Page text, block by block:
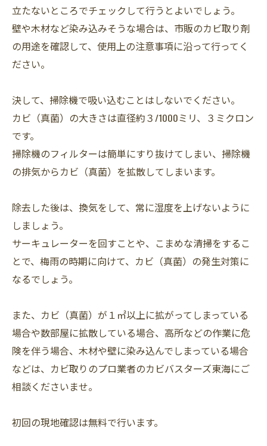
立たないところでチェックして行うとよいでしょう。
壁や木材など染み込みそうな場合は、市販のカビ取り剤
の用途を確認して、使用上の注意事項に沿って行ってく
ださい。
決して、掃除機で吸い込むことはしないでください。
カビ（真菌）の大きさは直径約３/1000ミリ、３ミクロン
です。
掃除機のフィルターは簡単にすり抜けてしまい、掃除機
の排気からカビ（真菌）を拡散してしまいます。
除去した後は、換気をして、常に湿度を上げないように
しましょう。
サーキュレーターを回すことや、こまめな清掃をするこ
とで、梅雨の時期に向けて、カビ（真菌）の発生対策に
なるでしょう。
また、カビ（真菌）が１㎡以上に拡がってしまっている
場合や数部屋に拡散している場合、高所などの作業に危
険を伴う場合、木材や壁に染み込んでしまっている場合
などは、カビ取りのプロ業者のカビバスターズ東海にご
相談くださいませ。
初回の現地確認は無料で行います。